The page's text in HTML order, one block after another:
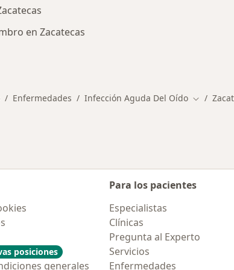
en Zacatecas
Enfermedades Infección Aguda Del Oído Cambiar
posiciones
generales
Para los pacientes
Especialistas
Clínicas
Pregunta al Experto
Servicios
Enfermedades